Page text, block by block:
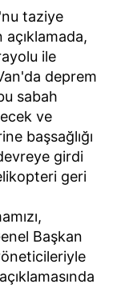
taziye
ile
deprem
sabah
ve
başsağlığı
girdi
geri
Başkan